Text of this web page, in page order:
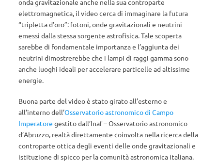
onda gravitazionale anche nella sua controparte
elettromagnetica, il video cerca di immaginare la futura
“tripletta d’oro”: fotoni, onde gravitazionali e neutrini
emessi dalla stessa sorgente astrofisica. Tale scoperta
sarebbe di fondamentale importanza e l’aggiunta dei
neutrini dimostrerebbe che i lampi di raggi gamma sono
anche luoghi ideali per accelerare particelle ad altissime
energie.
Buona parte del video è stato girato all’esterno e
all’interno dell’Osservatorio astronomico di Campo
Imperatore gestito dall’Inaf – Osservatorio astronomico
d’Abruzzo, realtà direttamente coinvolta nella ricerca della
controparte ottica degli eventi delle onde gravitazionali e
istituzione di spicco per la comunità astronomica italiana.